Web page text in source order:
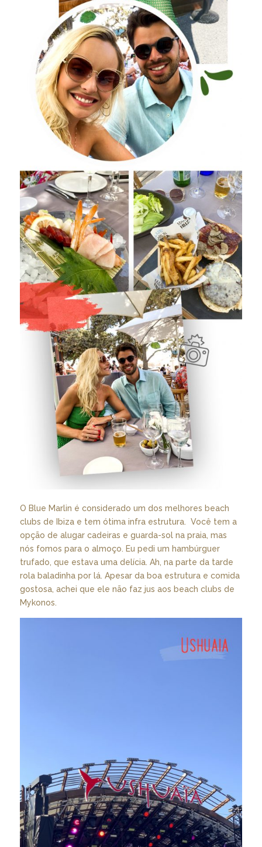
O Blue Marlin é considerado um dos melhores beach
clubs de Ibiza e tem ótima infra estrutura. Você tem a
opção de alugar cadeiras e guarda-sol na praia, mas
nós fomos para o almoço. Eu pedi um hambúrguer
trufado, que estava uma delícia. Ah, na parte da tarde
rola baladinha por lá. Apesar da boa estrutura e comida
gostosa, achei que ele não faz jus aos beach clubs de
Mykonos.